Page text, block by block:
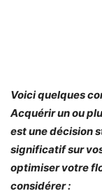
Voici quelques
Acquérir un ou
est une décision
significatif sur
optimiser votre
considérer :